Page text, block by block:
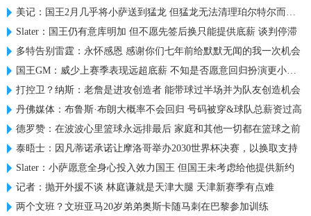
美记：国王2月几乎将小萨送到猛龙 但猛龙无法清理珀尔特尔而告吹
Slater：国王仍有意库明加 但不愿先签后换只能提供底薪 谈判停滞
多特告别雷霆：永怀感恩 感谢你们七年前给默默无闻的我一次机会
国王GM：威少上赛季表现远超底薪 不知是否愿意回归扮演更小角色
打控卫？纳斯：老詹是进攻创造者 能带球过半场并为队友创造机会
丹佛媒体：布鲁斯·布朗大概率不会回归 号码被穿&球队总薪资过高
德罗赞：在波波心里篮球永远排最后 家庭和其他一切都在篮球之前
泰晤士：因凡蒂诺承诺让摩洛哥举办2030世界杯决赛，以换取支持
Slater：小萨愿意全身心投入效力国王 但国王未考虑给他提供新约
记者：抛开外援不谈 林庭谦就是天津大腿 天津新赛季有点难
两个文班？文班亚马20岁弟弟奥斯卡随马刺在巴黎参加训练